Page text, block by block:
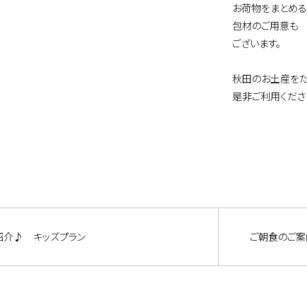
お荷物をまとめ
包材のご用意も
ございます。
秋田のお土産を
是非ご利用くださ
介♪ キッズプラン ご朝食のご